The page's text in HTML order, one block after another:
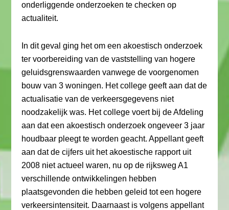
onderliggende onderzoeken te checken op
actualiteit.
In dit geval ging het om een akoestisch onderzoek
ter voorbereiding van de vaststelling van hogere
geluidsgrenswaarden vanwege de voorgenomen
bouw van 3 woningen. Het college geeft aan dat de
actualisatie van de verkeersgegevens niet
noodzakelijk was. Het college voert bij de Afdeling
aan dat een akoestisch onderzoek ongeveer 3 jaar
houdbaar pleegt te worden geacht. Appellant geeft
aan dat de cijfers uit het akoestische rapport uit
2008 niet actueel waren, nu op de rijksweg A1
verschillende ontwikkelingen hebben
plaatsgevonden die hebben geleid tot een hogere
verkeersintensiteit. Daarnaast is volgens appellant